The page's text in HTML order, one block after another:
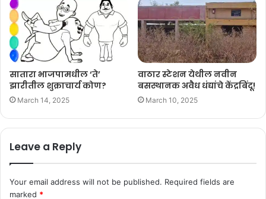
सातारा भाजपामधील ‘ते’
झारीतील शुक्राचार्य कोण?
March 14, 2025
वाठार स्टेशन येथील नवीन
बसस्थानक अवैध धंद्यांचे केंद्रबिंदू!
March 10, 2025
Leave a Reply
Your email address will not be published. Required fields are
marked *